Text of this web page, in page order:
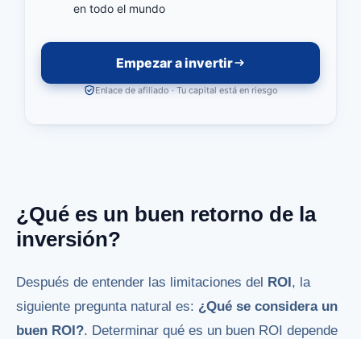
en todo el mundo
Empezar a invertir
Enlace de afiliado · Tu capital está en riesgo
¿Qué es un buen retorno de la
inversión?
Después de entender las limitaciones del ROI, la
siguiente pregunta natural es: ¿Qué se considera un
buen ROI?. Determinar qué es un buen ROI depende